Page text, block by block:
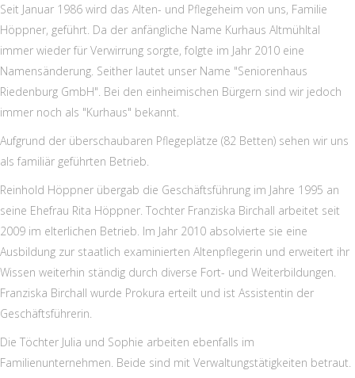
Seit Januar 1986 wird das Alten- und Pflegeheim von uns, Familie
Höppner, geführt. Da der anfängliche Name Kurhaus Altmühltal
immer wieder für Verwirrung sorgte, folgte im Jahr 2010 eine
Namensänderung. Seither lautet unser Name "Seniorenhaus
Riedenburg GmbH". Bei den einheimischen Bürgern sind wir jedoch
immer noch als "Kurhaus" bekannt.
Aufgrund der überschaubaren Pflegeplätze (82 Betten) sehen wir uns
als familiär geführten Betrieb.
Reinhold Höppner übergab die Geschäftsführung im Jahre 1995 an
seine Ehefrau Rita Höppner. Tochter Franziska Birchall arbeitet seit
2009 im elterlichen Betrieb. Im Jahr 2010 absolvierte sie eine
Ausbildung zur staatlich examinierten Altenpflegerin und erweitert ihr
Wissen weiterhin ständig durch diverse Fort- und Weiterbildungen.
Franziska Birchall wurde Prokura erteilt und ist Assistentin der
Geschäftsführerin.
Die Töchter Julia und Sophie arbeiten ebenfalls im
Familienunternehmen. Beide sind mit Verwaltungstätigkeiten betraut.